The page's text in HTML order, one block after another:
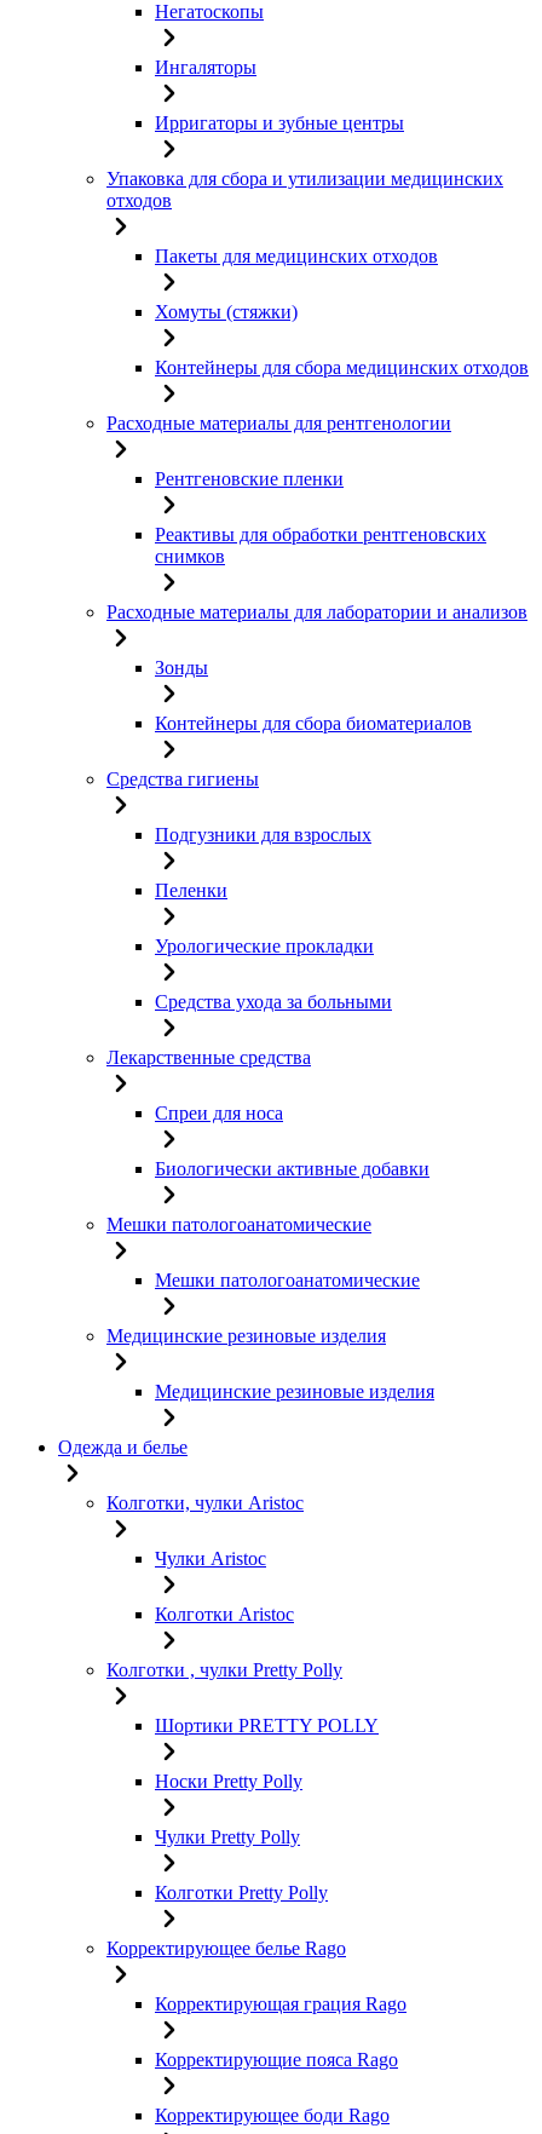
Негатоскопы
Ингаляторы
Ирригаторы и зубные центры
Упаковка для сбора и утилизации медицинских
отходов
Пакеты для медицинских отходов
Хомуты (стяжки)
Контейнеры для сбора медицинских отходов
Расходные материалы для рентгенологии
Рентгеновские пленки
Реактивы для обработки рентгеновских
снимков
Расходные материалы для лаборатории и анализов
Зонды
Контейнеры для сбора биоматериалов
Средства гигиены
Подгузники для взрослых
Пеленки
Урологические прокладки
Средства ухода за больными
Лекарственные средства
Спреи для носа
Биологически активные добавки
Мешки патологоанатомические
Мешки патологоанатомические
Медицинские резиновые изделия
Медицинские резиновые изделия
Одежда и белье
Колготки, чулки Aristoc
Чулки Aristoc
Колготки Aristoc
Колготки , чулки Pretty Polly
Шортики PRETTY POLLY
Носки Pretty Polly
Чулки Pretty Polly
Колготки Pretty Polly
Корректирующее белье Rago
Корректирующая грация Rago
Корректирующие пояса Rago
Корректирующее боди Rago